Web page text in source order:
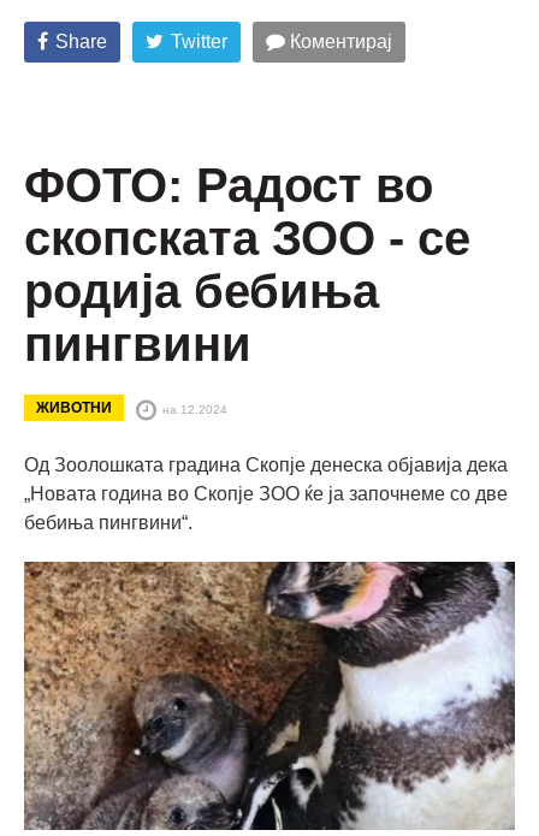
Share Twitter Коментирај
ФОТО: Радост во
скопската ЗОО - се
родија бебиња
пингвини
ЖИВОТНИ на 12.2024
Од Зоолошката градина Скопје денеска објавија дека
„Новата година во Скопје ЗОО ќе ја започнеме со две
бебиња пингвини“.